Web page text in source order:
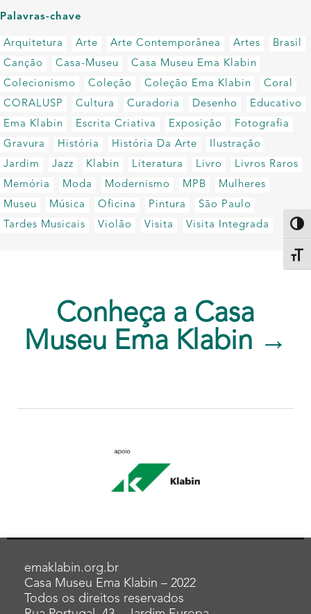
Palavras-chave
Arquitetura Arte Arte Contemporânea Artes
Brasil
Canção
Casa-Museu
Casa Museu Ema Klabin
Colecionismo
Coleção Coleção Ema Klabin
Coral
CORALUSP
Cultura Curadoria Desenho
Educativo
Ema Klabin
Escrita Criativa Exposição
Fotografia
Gravura
História História Da Arte
Ilustração
Jardim
Jazz Klabin Literatura Livro
Livros Raros
Memória
Moda Modernismo MPB
Mulheres
Museu
Música Oficina Pintura
São Paulo
Tardes Musicais
Violão Visita Visita Integrada
Conheça a Casa
Museu Ema Klabin →
emaklabin.org.br
Casa Museu Ema Klabin – 2022
Todos os direitos reservados